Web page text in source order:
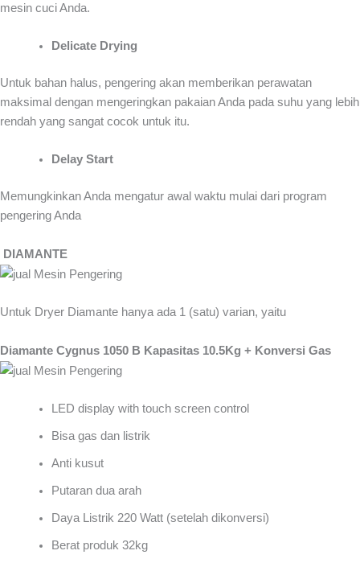
mesin cuci Anda.
Delicate Drying
Untuk bahan halus, pengering akan memberikan perawatan
maksimal dengan mengeringkan pakaian Anda pada suhu yang lebih
rendah yang sangat cocok untuk itu.
Delay Start
Memungkinkan Anda mengatur awal waktu mulai dari program
pengering Anda
DIAMANTE
Untuk Dryer Diamante hanya ada 1 (satu) varian, yaitu
Diamante Cygnus 1050 B Kapasitas 10.5Kg + Konversi Gas
LED display with touch screen control
Bisa gas dan listrik
Anti kusut
Putaran dua arah
Daya Listrik 220 Watt (setelah dikonversi)
Berat produk 32kg